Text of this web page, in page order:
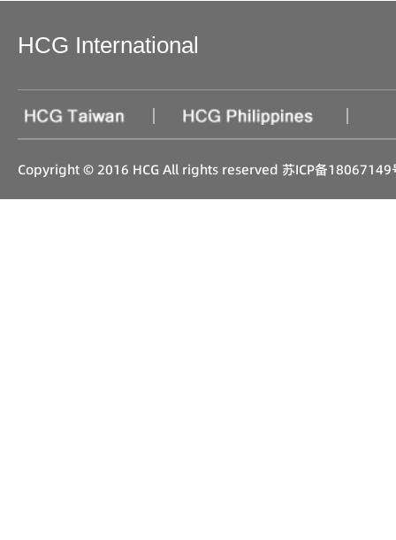
HCG International
| |
Copyright © 2016 HCG All rights reserved 苏ICP备